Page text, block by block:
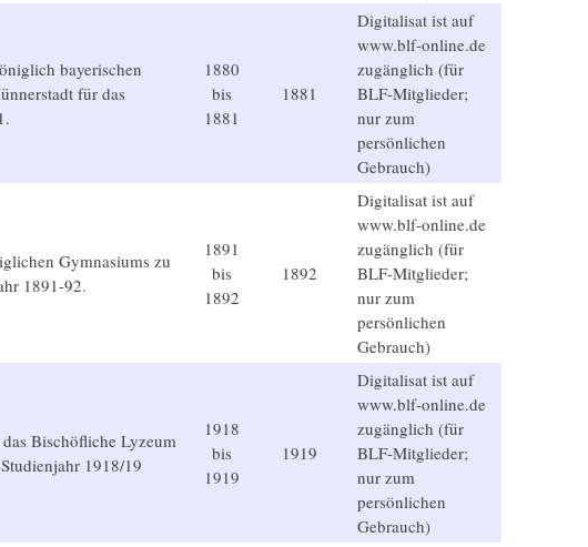
bayerischen
für das
1880
bis
1881
1881
Digitalisat ist auf
www.blf-online.de
zugänglich (für
BLF-Mitglieder;
nur zum
persönlichen
Gebrauch)
Gymnasiums zu
1891-92.
1891
bis
1892
1892
Digitalisat ist auf
www.blf-online.de
zugänglich (für
BLF-Mitglieder;
nur zum
persönlichen
Gebrauch)
Bischöfliche Lyzeum
1918/19
1918
bis
1919
1919
Digitalisat ist auf
www.blf-online.de
zugänglich (für
BLF-Mitglieder;
nur zum
persönlichen
Gebrauch)